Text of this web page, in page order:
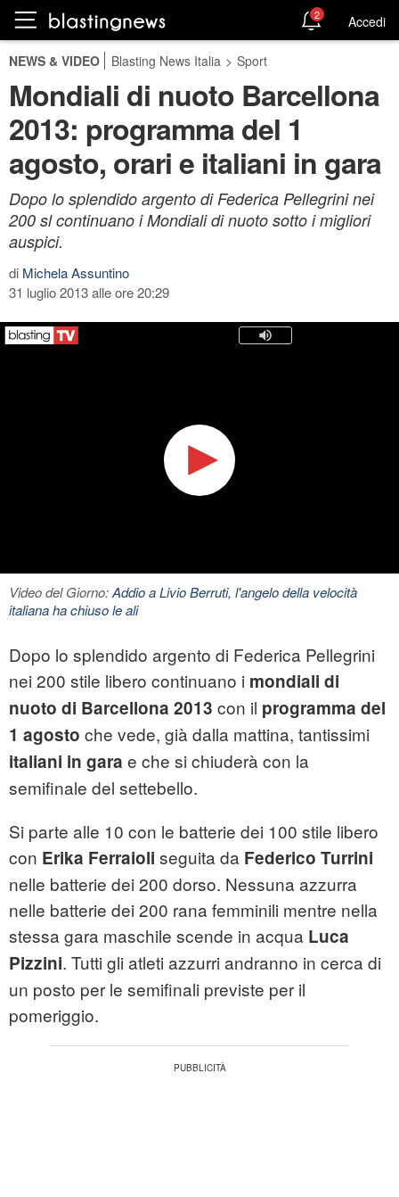
2 Accedi
NEWS & VIDEO Blasting News Italia > Sport
Mondiali di nuoto Barcellona
2013: programma del 1
agosto, orari e italiani in gara
Dopo lo splendido argento di Federica Pellegrini nei
200 sl continuano i Mondiali di nuoto sotto i migliori
auspici.
di Michela Assuntino
31 luglio 2013 alle ore 20:29
Video del Giorno:Addio a Livio Berruti, l'angelo della velocità
italiana ha chiuso le ali
Dopo lo splendido argento di Federica Pellegrini
nei 200 stile libero continuano i mondiali di
nuoto di Barcellona 2013 con il programma del
1 agosto che vede, già dalla mattina, tantissimi
italiani in gara e che si chiuderà con la
semifinale del settebello.
Si parte alle 10 con le batterie dei 100 stile libero
con Erika Ferraioli seguita da Federico Turrini
nelle batterie dei 200 dorso. Nessuna azzurra
nelle batterie dei 200 rana femminili mentre nella
stessa gara maschile scende in acqua Luca
Pizzini. Tutti gli atleti azzurri andranno in cerca di
un posto per le semifinali previste per il
pomeriggio.